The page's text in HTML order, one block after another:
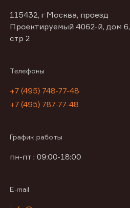
115432, г Москва, проезд
Проектируемый 4062-й, дом 6,
стр 2
Телефоны
+7 (495) 748-77-48
+7 (495) 787-77-48
График работы
пн-пт : 09:00-18:00
E-mail